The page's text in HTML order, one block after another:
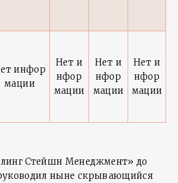
инфор
мации
Нет и
нфор
мации
Нет и
нфор
мации
Нет и
нфор
мации
Стейшн Менеджмент» до
руководил ныне скрывающийся